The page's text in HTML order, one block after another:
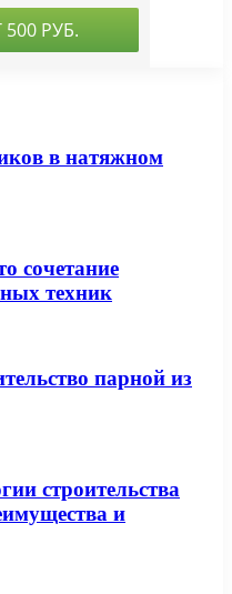
в натяжном
сочетание
техник
парной из
строительства
и